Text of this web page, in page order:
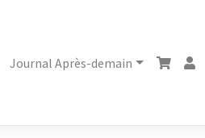
Journal Après-demain